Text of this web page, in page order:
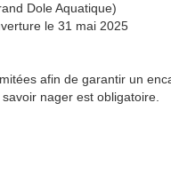
Dole Aquatique)
le 31 mai 2025
afin de garantir un
nager est obligatoire.